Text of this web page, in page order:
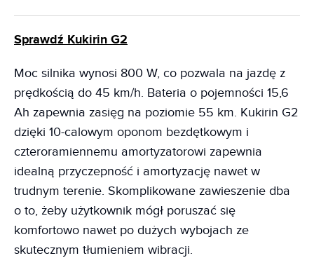
Sprawdź Kukirin G2
Moc silnika wynosi 800 W, co pozwala na jazdę z
prędkością do 45 km/h. Bateria o pojemności 15,6
Ah zapewnia zasięg na poziomie 55 km. Kukirin G2
dzięki 10-calowym oponom bezdętkowym i
czteroramiennemu amortyzatorowi zapewnia
idealną przyczepność i amortyzację nawet w
trudnym terenie. Skomplikowane zawieszenie dba
o to, żeby użytkownik mógł poruszać się
komfortowo nawet po dużych wybojach ze
skutecznym tłumieniem wibracji.